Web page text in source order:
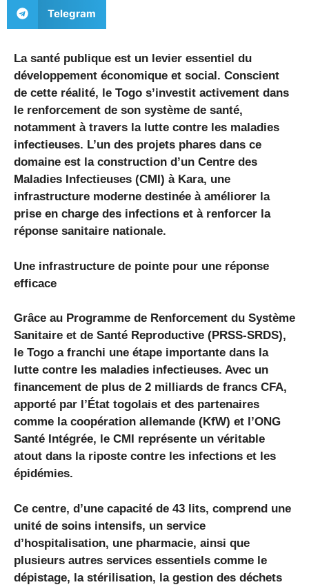
Telegram
La santé publique est un levier essentiel du
développement économique et social. Conscient
de cette réalité, le Togo s’investit activement dans
le renforcement de son système de santé,
notamment à travers la lutte contre les maladies
infectieuses. L’un des projets phares dans ce
domaine est la construction d’un Centre des
Maladies Infectieuses (CMI) à Kara, une
infrastructure moderne destinée à améliorer la
prise en charge des infections et à renforcer la
réponse sanitaire nationale.
Une infrastructure de pointe pour une réponse
efficace
Grâce au Programme de Renforcement du Système
Sanitaire et de Santé Reproductive (PRSS-SRDS),
le Togo a franchi une étape importante dans la
lutte contre les maladies infectieuses. Avec un
financement de plus de 2 milliards de francs CFA,
apporté par l’État togolais et des partenaires
comme la coopération allemande (KfW) et l’ONG
Santé Intégrée, le CMI représente un véritable
atout dans la riposte contre les infections et les
épidémies.
Ce centre, d’une capacité de 43 lits, comprend une
unité de soins intensifs, un service
d’hospitalisation, une pharmacie, ainsi que
plusieurs autres services essentiels comme le
dépistage, la stérilisation, la gestion des déchets